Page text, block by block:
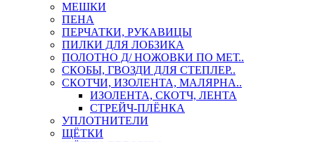
МЕШКИ
ПЕНА
ПЕРЧАТКИ, РУКАВИЦЫ
ПИЛКИ ДЛЯ ЛОБЗИКА
ПОЛОТНО Д/ НОЖОВКИ ПО МЕТ..
СКОБЫ, ГВОЗДИ ДЛЯ СТЕПЛЕР..
СКОТЧИ, ИЗОЛЕНТА, МАЛЯРНА..
ИЗОЛЕНТА, СКОТЧ, ЛЕНТА
СТРЕЙЧ-ПЛЁНКА
УПЛОТНИТЕЛИ
ЩЁТКИ